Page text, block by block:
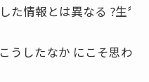
た情報とは異なる ?生〞
うしたなか にこそ思わ